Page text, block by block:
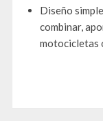
Diseño
combinar,
motocicletas